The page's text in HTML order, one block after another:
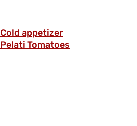
Cold appetizer
Pelati Tomatoes